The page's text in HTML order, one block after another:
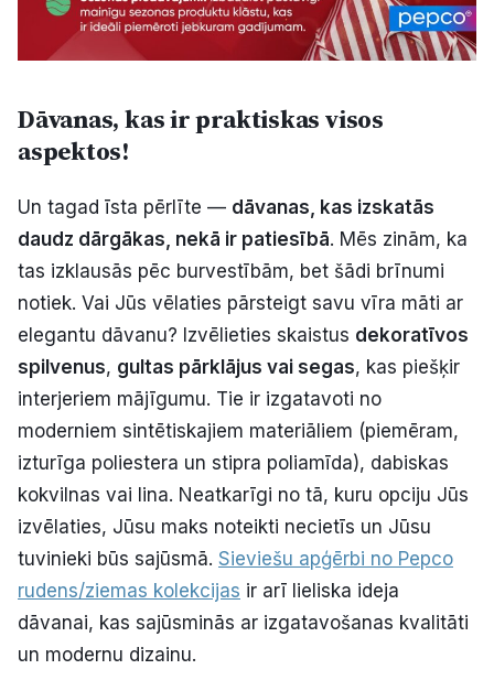
Dāvanas, kas ir praktiskas visos
aspektos!
Un tagad īsta pērlīte — dāvanas, kas izskatās
daudz dārgākas, nekā ir patiesībā. Mēs zinām, ka
tas izklausās pēc burvestībām, bet šādi brīnumi
notiek. Vai Jūs vēlaties pārsteigt savu vīra māti ar
elegantu dāvanu? Izvēlieties skaistus dekoratīvos
spilvenus, gultas pārklājus vai segas, kas piešķir
interjeriem mājīgumu. Tie ir izgatavoti no
moderniem sintētiskajiem materiāliem (piemēram,
izturīga poliestera un stipra poliamīda), dabiskas
kokvilnas vai lina. Neatkarīgi no tā, kuru opciju Jūs
izvēlaties, Jūsu maks noteikti necietīs un Jūsu
tuvinieki būs sajūsmā. Sieviešu apģērbi no Pepco
rudens/ziemas kolekcijas ir arī lieliska ideja
dāvanai, kas sajūsminās ar izgatavošanas kvalitāti
un modernu dizainu.